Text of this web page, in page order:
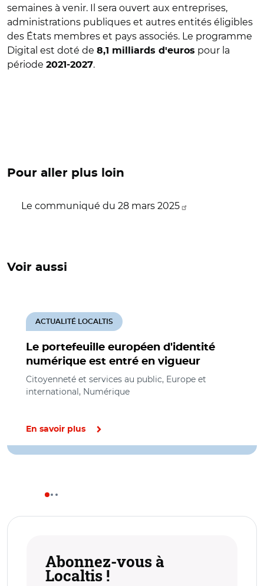
semaines à venir. Il sera ouvert aux entreprises,
administrations publiques et autres entités éligibles
des États membres et pays associés. Le programme
Digital est doté de 8,1 milliards d'euros pour la
période 2021-2027.
Pour aller plus loin
Le communiqué du 28 mars 2025
Voir aussi
Le portefeuille européen d'identité
numérique est entré en vigueur
ACTUALITÉ LOCALTIS
Citoyenneté et services au public, Europe et
international, Numérique
En savoir plus
Abonnez-vous à
Localtis !